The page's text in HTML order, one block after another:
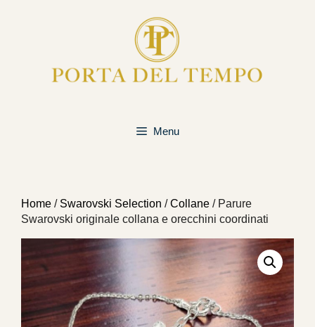
Menu
Home / Swarovski Selection /Collane / Parure
Swarovski originale collana e orecchini coordinati